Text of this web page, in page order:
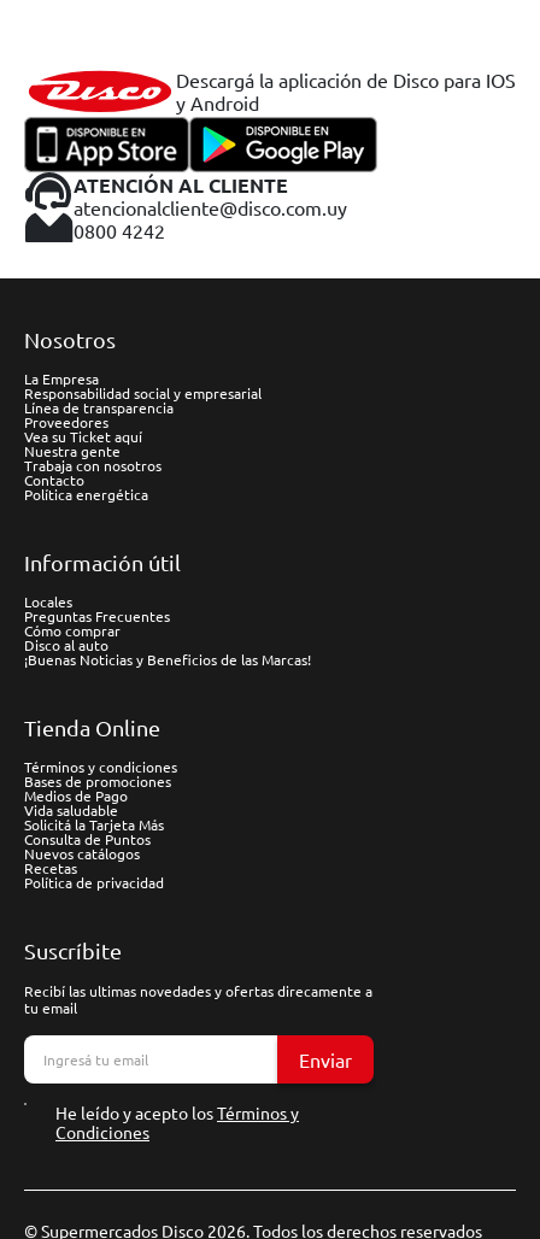
Descargá la aplicación de Disco para IOS
y Android
ATENCIÓN AL CLIENTE
atencionalcliente@disco.com.uy
0800 4242
Nosotros
La Empresa
Responsabilidad social y empresarial
Línea de transparencia
Proveedores
Vea su Ticket aquí
Nuestra gente
Trabaja con nosotros
Contacto
Política energética
Información útil
Locales
Preguntas Frecuentes
Cómo comprar
Disco al auto
¡Buenas Noticias y Beneficios de las Marcas!
Tienda Online
Términos y condiciones
Bases de promociones
Medios de Pago
Vida saludable
Solicitá la Tarjeta Más
Consulta de Puntos
Nuevos catálogos
Recetas
Política de privacidad
Suscríbite
Recibí las ultimas novedades y ofertas direcamente a
tu email
Enviar
He leído y acepto losTérminos y
Condiciones
© Supermercados Disco 2026. Todos los derechos reservados